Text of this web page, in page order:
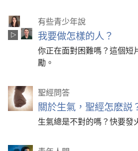
有些青少年說
我要做怎樣的人？
你正在面對困難嗎？這個短
勵。
聖經問答
關於生氣，聖經怎麽説
生氣總是不對的嗎？快要發